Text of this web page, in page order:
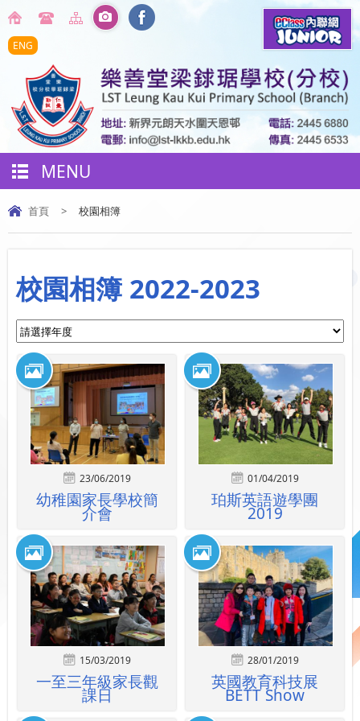
ENG
MENU
首頁 > 校園相簿
校園相簿 2022-2023
23/06/2019
幼稚園家長學校簡
介會
01/04/2019
珀斯英語遊學團
2019
15/03/2019
一至三年級家長觀
課日
28/01/2019
英國教育科技展
BETT Show